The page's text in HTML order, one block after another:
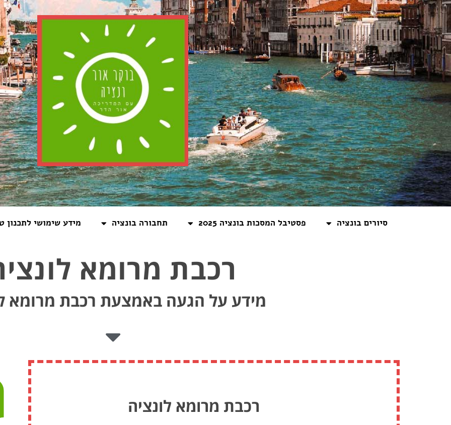
סיורים בונציה פסטיבל המסכות בונציה 2025 תחבורה בונציה מידע שימושי לתכנון
רכבת מרומא
מידע על הגעה באמצעת רכבת מרומא
רכבת מרומא לונציה